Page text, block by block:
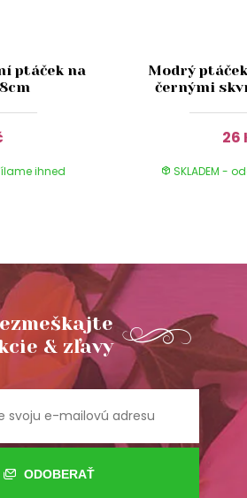
ptáček na
ihned
Modrý
černými
26
SKLADEM -
& zľavy
ODOBERAŤ